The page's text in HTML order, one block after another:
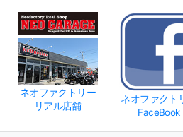
ネオファクトリー
リアル店舗
ネオファクト
FaceBook